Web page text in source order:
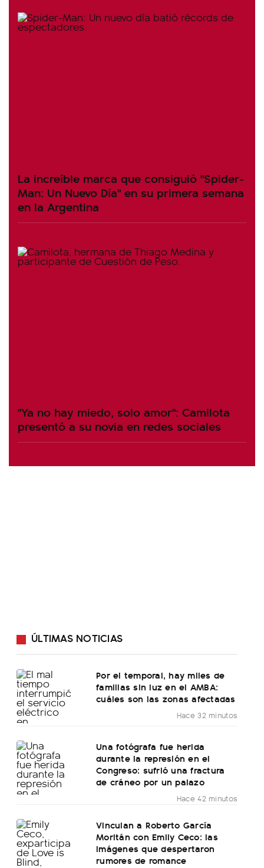
La increíble marca que consiguió "Spider-
Man: Un Nuevo Día" en su primera semana
en la Argentina
"Ya no hay miedo, solo amor": Camilota
presentó a su novia en redes sociales
ÚLTIMAS NOTICIAS
Por el temporal, hay miles de
familias sin luz en el AMBA:
cuáles son las zonas afectadas
Hace 32 minutos
Una fotógrafa fue herida
durante la represión en el
Congreso: sufrió una fractura
de cráneo por un palazo
Hace 42 minutos
Vinculan a Roberto García
Moritán con Emily Ceco: las
imágenes que despertaron
rumores de romance